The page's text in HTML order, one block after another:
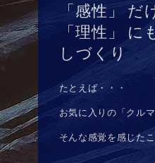
「感性」
「理性」
しづくり
たとえば・・・
お気に入りの「クル
そんな感覚を感じた